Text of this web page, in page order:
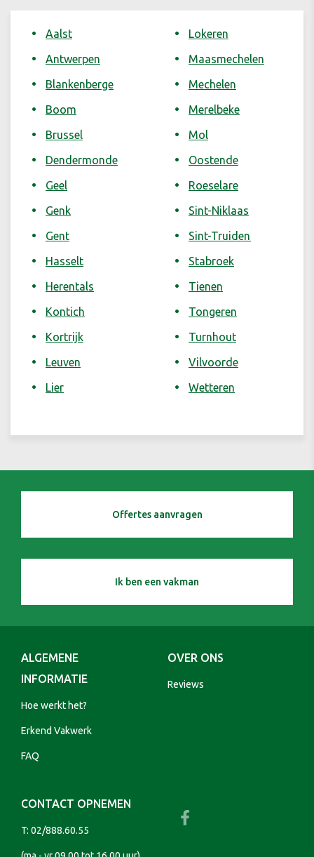
Aalst
Antwerpen
Blankenberge
Boom
Brussel
Dendermonde
Geel
Genk
Gent
Hasselt
Herentals
Kontich
Kortrijk
Leuven
Lier
Lokeren
Maasmechelen
Mechelen
Merelbeke
Mol
Oostende
Roeselare
Sint-Niklaas
Sint-Truiden
Stabroek
Tienen
Tongeren
Turnhout
Vilvoorde
Wetteren
Offertes aanvragen
Ik ben een vakman
ALGEMENE
INFORMATIE
Hoe werkt het?
Erkend Vakwerk
FAQ
OVER ONS
Reviews
CONTACT OPNEMEN
T: 02/888.60.55